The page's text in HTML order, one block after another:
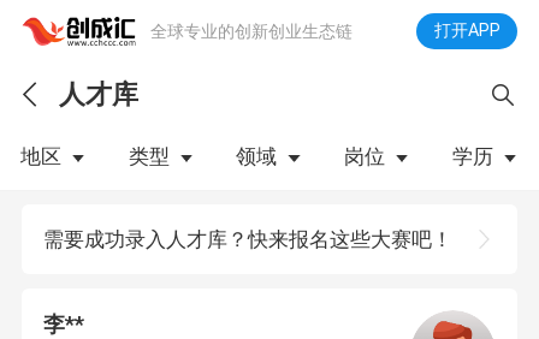
全球专业的创新创业生态链 打开APP
人才库
地区 类型 领域 岗位 学历
下拉刷新
需要成功录入人才库？快来报名这些大赛吧！
李**